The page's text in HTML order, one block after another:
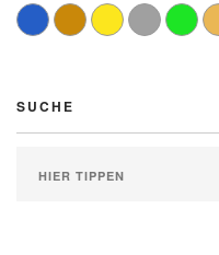
SUCHE